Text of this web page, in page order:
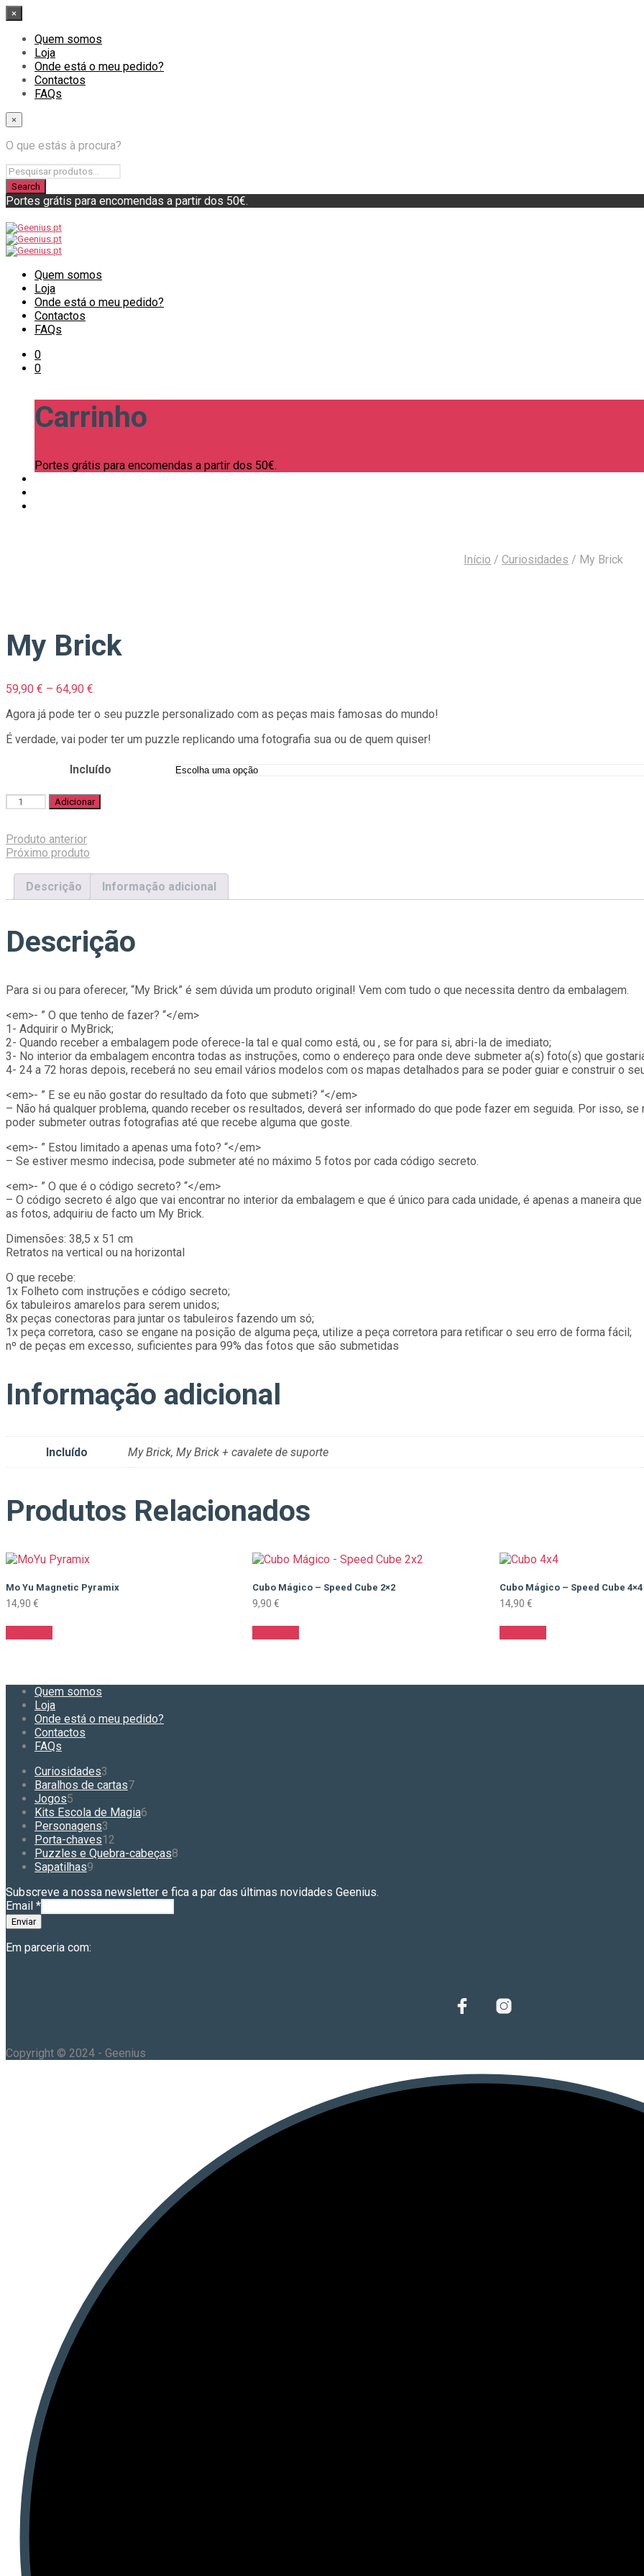
×
Quem somos
Loja
Onde está o meu pedido?
Contactos
FAQs
×
O que estás à procura?
Portes grátis para encomendas a partir dos 50€.
Quem somos
Loja
Onde está o meu pedido?
Contactos
FAQs
0
0
Carrinho
Portes grátis para encomendas a partir dos 50€.
Início / Curiosidades / My Brick
My Brick
59,90 € – 64,90 €
59,90 €
64,90 €
Agora já pode ter o seu puzzle personalizado com as peças mais famosas do mundo!
É verdade, vai poder ter um puzzle replicando uma fotografia sua ou de quem quiser!
Incluído
Quantidade
Brick
Adicionar
Produto anterior
Próximo produto
Descrição Informação adicional
Descrição
Para si ou para oferecer, “My Brick” é sem dúvida um produto original! Vem com tudo o que necessita dentro da embalagem.
<em>- ” O que tenho de fazer? “</em>
1- Adquirir o MyBrick;
2- Quando receber a embalagem pode oferece-la tal e qual como está, ou , se for para si, abri-la de imediato;
3- No interior da embalagem encontra todas as instruções, como o endereço para onde deve submeter a(s) foto(s) que
4- 24 a 72 horas depois, receberá no seu email vários modelos com os mapas detalhados para se poder guiar e construir o
<em>- ” E se eu não gostar do resultado da foto que submeti? “</em>
– Não há qualquer problema, quando receber os resultados, deverá ser informado do que pode fazer em seguida. Por isso,
poder submeter outras fotografias até que recebe alguma que goste.
<em>- ” Estou limitado a apenas uma foto? “</em>
– Se estiver mesmo indecisa, pode submeter até no máximo 5 fotos por cada código secreto.
<em>- ” O que é o código secreto? “</em>
– O código secreto é algo que vai encontrar no interior da embalagem e que é único para cada unidade, é apenas a maneira
as fotos, adquiriu de facto um My Brick.
Dimensões: 38,5 x 51 cm
Retratos na vertical ou na horizontal
O que recebe:
1x Folheto com instruções e código secreto;
6x tabuleiros amarelos para serem unidos;
8x peças conectoras para juntar os tabuleiros fazendo um só;
1x peça corretora, caso se engane na posição de alguma peça, utilize a peça corretora para retificar o seu erro de forma fácil;
nº de peças em excesso, suficientes para 99% das fotos que são submetidas
Informação adicional
Incluído My Brick, My Brick + cavalete de suporte
Produtos Relacionados
Mo Yu Magnetic Pyramix
14,90 €
Cubo Mágico – Speed Cube 2×2
9,90€
Cubo Mágico – Speed Cube 4×4
14,90 €
Quem somos
Loja
Onde está o meu pedido?
Contactos
FAQs
Curiosidades3
produtos
Baralhos de cartas77
Jogos5
produtos
Kits Escola de Magia6
Personagens3
produtos
Porta-chaves12
produtos
Puzzles e Quebra-cabeças8
Sapatilhas9
Subscreve a nossa newsletter e fica a par das últimas novidades Geenius.
Email *
Enviar
Em parceria com:
Copyright © 2024 - Geenius